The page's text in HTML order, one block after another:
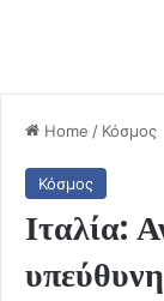
Home / Κόσμος
Κόσμος
Ιταλία: